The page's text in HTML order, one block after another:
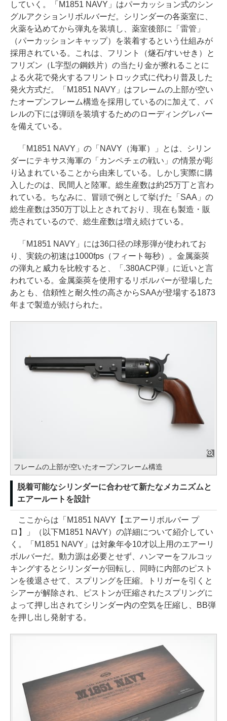
していく。「M1851 NAVY」はパーカッション式のシン
グルアクションリボルバーだ。シリンダーの各薬室に、
火薬を込めてから弾丸を装填し、薬室後部に「雷管」
（パーカッションキャップ）を装着するという仕組みが
採用されている。これは、フリント（燧石/すいせき）と
フリズン（L字型の鋼鉄片）の当たり金が擦れることに
よる火花で発火するフリントロック式に代わり普及した
発火方式だ。「M1851 NAVY」はフレームの上部が空い
たオープンフレーム構造を採用しているのに加えて、バ
レルの下には弾頭を装填するためのローディングレバー
を備えている。
「M1851 NAVY」の「NAVY（海軍）」とは、シリン
ダーにテキサス海軍の「カンペチェの戦い」の情景が彫
り込まれていることから由来している。しかし実際に購
入したのは、民間人と陸軍。総生産数は約25万丁と言わ
れている。ちなみに、冒頭で例として挙げた「SAA」の
総生産数は350万丁以上とされており、現在も製造・販
売されているので、総生産数は増え続けている。
「M1851 NAVY」には36口径の球形弾が使われてお
り、実銃の初速は1000fps（フィート毎秒）。金属薬莢
の弾丸と威力を比較すると、「.380ACP弾」に近いと言
われている。金属薬莢を使用するリボルバーが登場した
あとも、信頼性と耐久性の高さからSAAが登場する1873
年まで製造が続けられた。
フレームの上部が空いたオープンフレーム構造
脱着可能なシリンダーに合わせて新たなメカニズムと
エアールートを設計
ここからは「M1851 NAVY【エアーリボルバー プ
ロ】」（以下M1851 NAVY）の詳細について紹介してい
く。「M1851 NAVY」は対象年令10才以上用のエアーリ
ボルバーだ。動力源は必要とせず、ハンマーをフルコッ
キングするとシリンダーが回転し、同時に内部のピスト
ンを後退させて、スプリングを圧縮。トリガーを引くと
シアーが解除され、ピストンが圧縮されたスプリングに
よって押し出されてシリンダー内の空気を圧縮し、BB弾
を押し出し発射する。